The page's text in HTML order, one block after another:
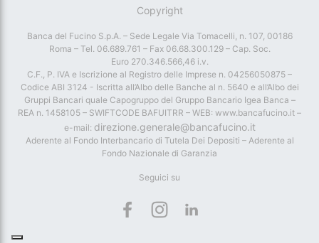
Copyright
Banca del Fucino S.p.A. – Sede Legale Via Tomacelli, n. 107, 00186
Roma – Tel. 06.689.761 – Fax 06.68.300.129 – Cap. Soc.
Euro 270.346.566,46 i.v.
C.F., P. IVA e Iscrizione al Registro delle Imprese n. 04256050875 –
Codice ABI 3124 - Iscritta all’Albo delle Banche al n. 5640 e all’Albo dei
Gruppi Bancari quale Capogruppo del Gruppo Bancario Igea Banca –
REA n. 1458105 – SWIFTCODE BAFUITRR – WEB: www.bancafucino.it –
e-mail: direzione.generale@bancafucino.it
Aderente al Fondo Interbancario di Tutela Dei Depositi – Aderente al
Fondo Nazionale di Garanzia
Seguici su